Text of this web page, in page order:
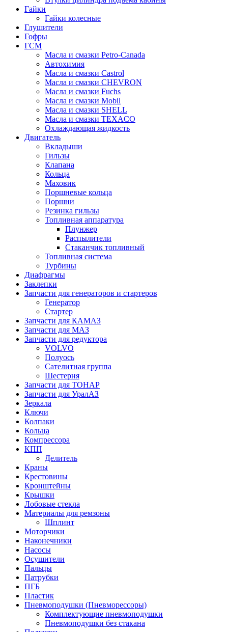
Гайки
Гайки колесные
Глушители
Гофры
ГСМ
Масла и смазки Petro-Canada
Автохимия
Масла и смазки Castrol
Масла и смазки CHEVRON
Масла и смазки Fuchs
Масла и смазки Mobil
Масла и смазки SHELL
Масла и смазки TEXACO
Охлаждающая жидкость
Двигатель
Вкладыши
Гильзы
Клапана
Кольца
Маховик
Поршневые кольца
Поршни
Резинка гильзы
Топливная аппаратура
Плунжер
Распылители
Стаканчик топливный
Топливная система
Турбины
Диафрагмы
Заклепки
Запчасти для генераторов и стартеров
Генератор
Стартер
Запчасти для КАМАЗ
Запчасти для МАЗ
Запчасти для редуктора
VOLVO
Полуось
Сателитная группа
Шестерня
Запчасти для ТОНАР
Запчасти для УралАЗ
Зеркала
Ключи
Колпаки
Кольца
Компрессора
КПП
Делитель
Краны
Крестовины
Кронштейны
Крышки
Лобовые стекла
Материалы для ремзоны
Шплинт
Моторчики
Наконечники
Насосы
Осушители
Пальцы
Патрубки
ПГБ
Пластик
Пневмоподушки (Пневморессоры)
Комплектующие пневмоподушки
Пневмоподушки без стакана